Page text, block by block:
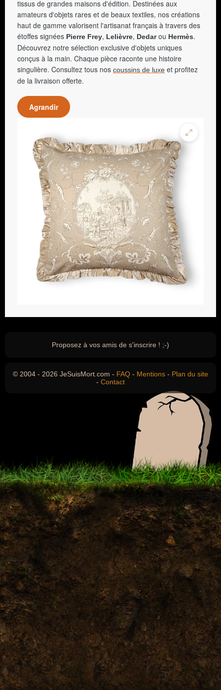
tissus de grandes maisons d'édition. Destinées aux
amateurs d'objets rares et de beaux textiles, nos créations
haut de gamme valorisent l'artisanat français à travers des
étoffes signées Pierre Frey, Lelièvre, Dedarou Hermès.
Découvrez notre sélection exclusive d'objets uniques
conçus à la main. Chaque pièce raconte une histoire
singulière. Consultez tous nos coussins de luxe et profitez
de la livraison offerte.
Agrandir
Proposez à vos amis de s'inscrire ! ;-)
© 2004 - 2026 JeSuisMort.com - FAQ - Mentions - Plan du site
- Contact